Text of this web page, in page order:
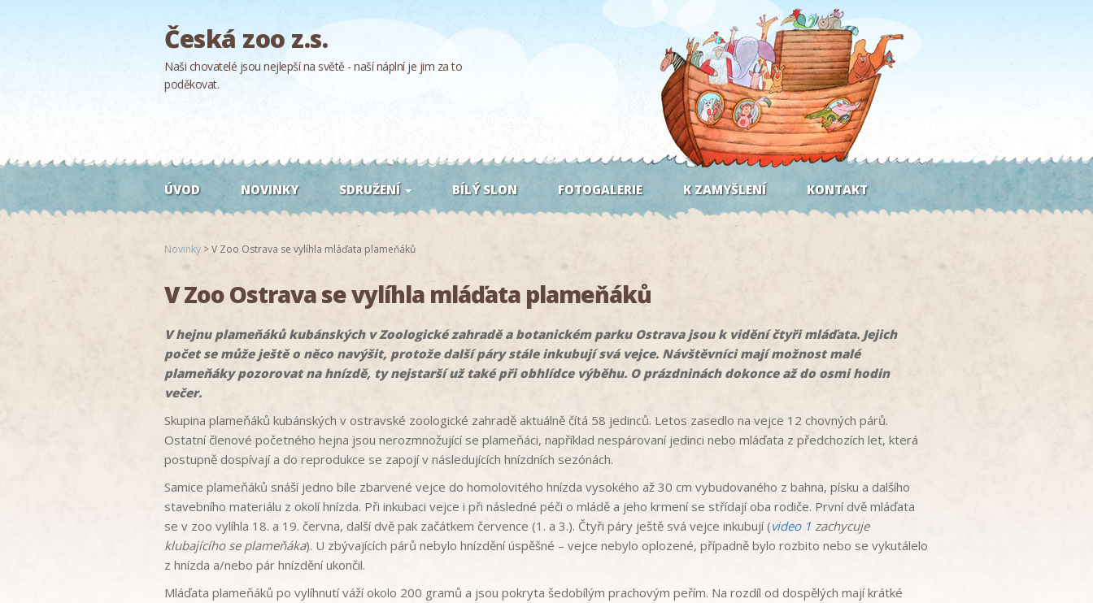
Česká zoo z.s.
Naši chovatelé jsou nejlepší na světě - naší náplní je jim za to
poděkovat.
ÚVOD NOVINKY SDRUŽENÍ BÍLÝ SLON FOTOGALERIE K ZAMYŠLENÍ KONTAKT
Novinky >V Zoo Ostrava se vylíhla mláďata plameňáků
V Zoo Ostrava se vylíhla mláďata plameňáků
V hejnu plameňáků kubánských v Zoologické zahradě a botanickém parku Ostrava jsou k vidění čtyři mláďata. Jejich
počet se může ještě o něco navýšit, protože další páry stále inkubují svá vejce. Návštěvníci mají možnost malé
plameňáky pozorovat na hnízdě, ty nejstarší už také při obhlídce výběhu. O prázdninách dokonce až do osmi hodin
večer.
Skupina plameňáků kubánských v ostravské zoologické zahradě aktuálně čítá 58 jedinců. Letos zasedlo na vejce 12 chovných párů.
Ostatní členové početného hejna jsou nerozmnožující se plameňáci, například nespárovaní jedinci nebo mláďata z předchozích let, která
postupně dospívají a do reprodukce se zapojí v následujících hnízdních sezónách.
Samice plameňáků snáší jedno bíle zbarvené vejce do homolovitého hnízda vysokého až 30 cm vybudovaného z bahna, písku a dalšího
stavebního materiálu z okolí hnízda. Při inkubaci vejce i při následné péči o mládě a jeho krmení se střídají oba rodiče. První dvě mláďata
se v zoo vylíhla 18. a 19. června, další dvě pak začátkem července (1. a 3.). Čtyři páry ještě svá vejce inkubují (video 1 zachycuje
klubajícího se plameňáka). U zbývajících párů nebylo hnízdění úspěšné – vejce nebylo oplozené, případně bylo rozbito nebo se vykutálelo
z hnízda a/nebo pár hnízdění ukončil.
Mláďata plameňáků po vylíhnutí váží okolo 200 gramů a jsou pokryta šedobílým prachovým peřím. Na rozdíl od dospělých mají krátké